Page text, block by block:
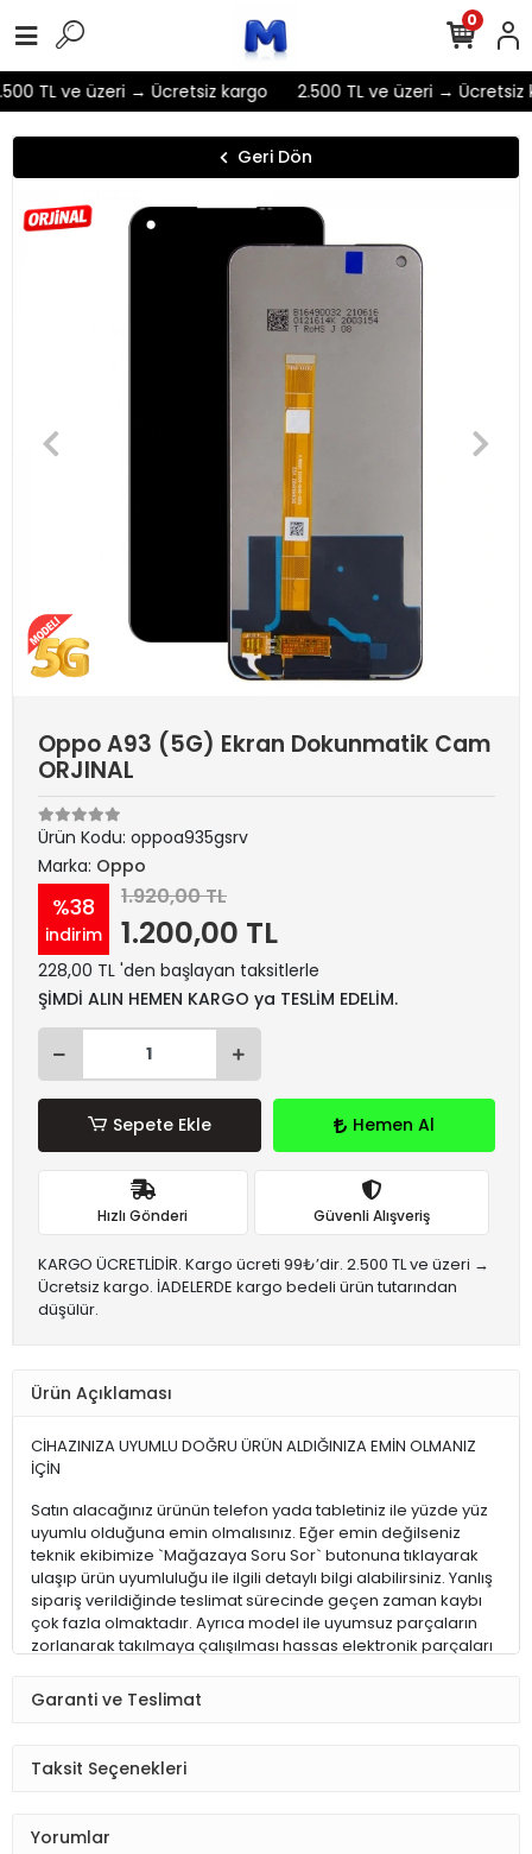
TL ve üzeri → Ücretsiz kargo 2.500 TL ve üzeri → Ücretsiz
0
Geri Dön
Oppo A93 (5G) Ekran Dokunmatik Cam
ORJINAL
Ürün Kodu: oppoa935gsrv
Marka: Oppo
%38
indirim
1.920,00 TL
1.200,00 TL
228,00 TL 'den başlayan taksitlerle
ŞİMDİ ALIN HEMEN KARGO ya TESLİM EDELİM.
Sepete Ekle Hemen Al
Hızlı Gönderi Güvenli Alışveriş
KARGO ÜCRETLİDİR. Kargo ücreti 99₺’dir. 2.500 TL ve üzeri →
Ücretsiz kargo. İADELERDE kargo bedeli ürün tutarından
düşülür.
Ürün Açıklaması
CİHAZINIZA UYUMLU DOĞRU ÜRÜN ALDIĞINIZA EMİN OLMANIZ
İÇİN
Satın alacağınız ürünün telefon yada tabletiniz ile yüzde yüz
uyumlu olduğuna emin olmalısınız. Eğer emin değilseniz
teknik ekibimize `Mağazaya Soru Sor` butonuna tıklayarak
ulaşıp ürün uyumluluğu ile ilgili detaylı bilgi alabilirsiniz. Yanlış
sipariş verildiğinde teslimat sürecinde geçen zaman kaybı
çok fazla olmaktadır. Ayrıca model ile uyumsuz parçaların
zorlanarak takılmaya çalışılması hassas elektronik parçaları
Garanti ve Teslimat
Taksit Seçenekleri
Yorumlar